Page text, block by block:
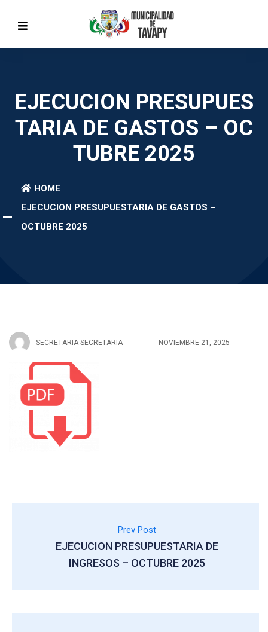
EJECUCION PRESUPUES
TARIA DE GASTOS – OC
TUBRE 2025
HOME
EJECUCION PRESUPUESTARIA DE GASTOS –
OCTUBRE 2025
SECRETARIA SECRETARIA NOVIEMBRE 21, 2025
Prev Post
EJECUCION PRESUPUESTARIA DE
INGRESOS – OCTUBRE 2025